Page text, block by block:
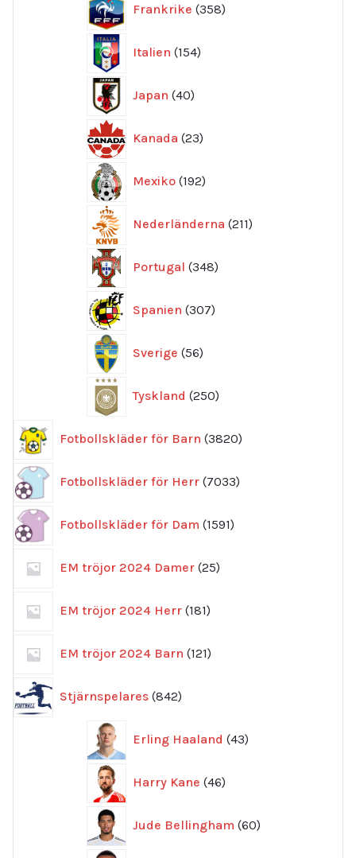
Frankrike 358
produkter
Italien 154
produkter
Japan 40
produkter
Kanada 23
produkter
Mexiko 192
produkter
Nederländerna 211
produkter
Portugal 348
produkter
Spanien 307
produkter
Sverige 56
produkter
Tyskland 250
produkter
Fotbollskläder för Barn 3820
produkter
Fotbollskläder för Herr 7033
produkter
Fotbollskläder för Dam 1591
produkter
EM tröjor 2024 Damer 25
produkter
EM tröjor 2024 Herr 181
produkter
EM tröjor 2024 Barn 121
produkter
Stjärnspelares 842
produkter
Erling Haaland 43
produkter
Harry Kane 46
produkter
Jude Bellingham 60
produkter